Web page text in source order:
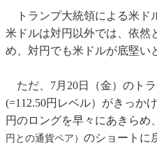
トランプ大統領による米ド
米ドルは対円以外では、依然
め、対円でも米ドルが底堅い
ただ、7月20日（金）のト
(=112.50円レベル）がきっか
円のロングを早々にあきらめ
円との通貨ペア） のショートに